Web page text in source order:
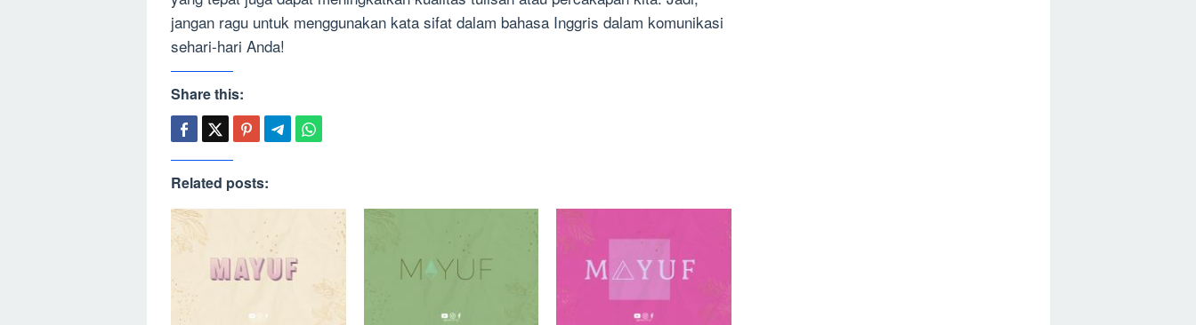
jangan ragu untuk menggunakan kata sifat dalam bahasa Inggris dalam komunikasi
sehari-hari Anda!
Share this:
Related posts: